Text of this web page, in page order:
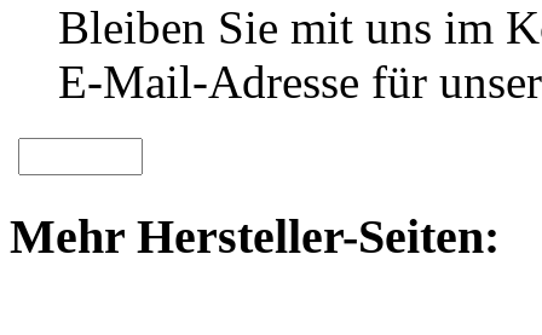
Bleiben Sie mit uns im
E-Mail-Adresse für
Mehr Hersteller-Seiten: